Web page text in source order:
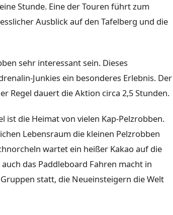
Stunde. Eine der Touren führt zum
Ausblick auf den Tafelberg und die
sehr interessant sein. Dieses
Junkies ein besonderes Erlebnis. Der
Regel dauert die Aktion circa 2,5 Stunden.
ist die Heimat von vielen Kap-Pelzrobben.
Lebensraum die kleinen Pelzrobben
wartet ein heißer Kakao auf die
das Paddleboard Fahren macht in
statt, die Neueinsteigern die Welt